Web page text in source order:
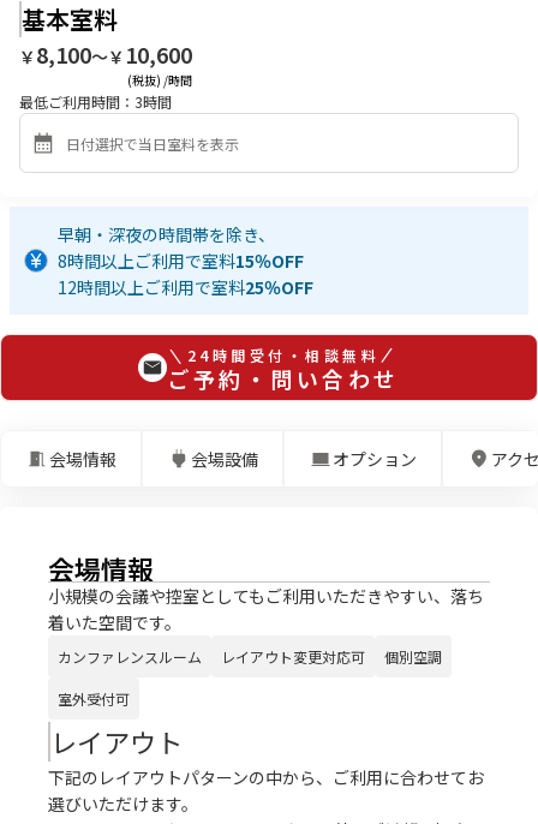
基本室料
￥ 8,100〜￥ 10,600
(税抜) /時間
最低ご利用時間： 3時間
早朝・深夜の時間帯を除き、
8時間以上ご利用で室料15％OFF
12時間以上ご利用で室料25％OFF
24時間受付・相談無料
ご予約・問い合わせ
会場情報 会場設備 オプション アク
会場情報
小規模の会議や控室としてもご利用いただきやすい、落ち
着いた空間です。
カンファレンスルーム レイアウト変更対応可 個別空調
室外受付可
レイアウト
下記のレイアウトパターンの中から、ご利用に合わせてお
選びいただけます。